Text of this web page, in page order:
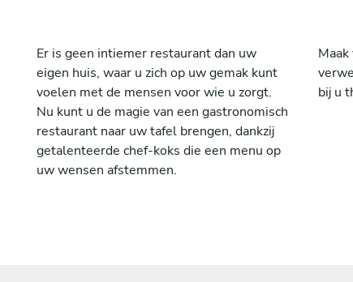
Er is geen intiemer restaurant dan uw
eigen huis, waar u zich op uw gemak kunt
voelen met de mensen voor wie u zorgt.
Nu kunt u de magie van een gastronomisch
restaurant naar uw tafel brengen, dankzij
getalenteerde chef-koks die een menu op
uw wensen afstemmen.
bij u